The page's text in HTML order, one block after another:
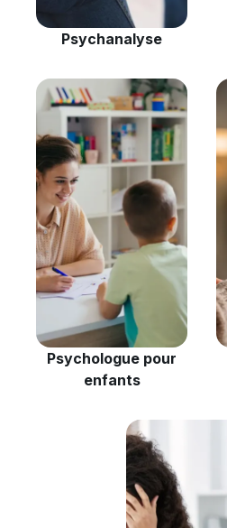
Psychanalyse
Psychologue pour
enfants